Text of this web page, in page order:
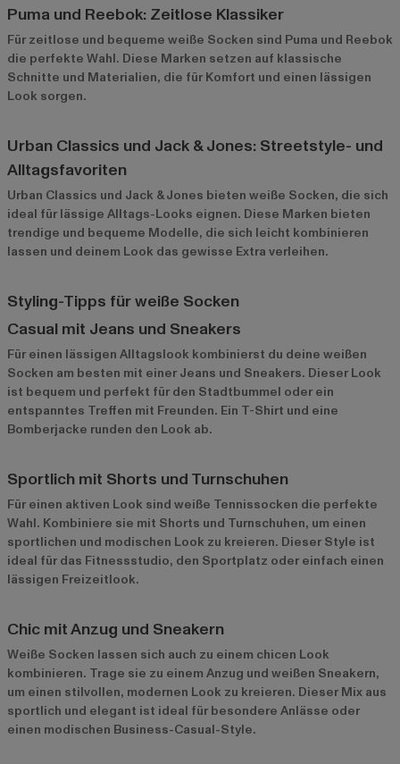
Puma und Reebok: Zeitlose Klassiker
Für zeitlose und bequeme weiße Socken sind Puma und Reebok
die perfekte Wahl. Diese Marken setzen auf klassische
Schnitte und Materialien, die für Komfort und einen lässigen
Look sorgen.
Urban Classics und Jack & Jones: Streetstyle- und
Alltagsfavoriten
Urban Classics und Jack & Jones bieten weiße Socken, die sich
ideal für lässige Alltags-Looks eignen. Diese Marken bieten
trendige und bequeme Modelle, die sich leicht kombinieren
lassen und deinem Look das gewisse Extra verleihen.
Styling-Tipps für weiße Socken
Casual mit Jeans und Sneakers
Für einen lässigen Alltagslook kombinierst du deine weißen
Socken am besten mit einer Jeans und Sneakers. Dieser Look
ist bequem und perfekt für den Stadtbummel oder ein
entspanntes Treffen mit Freunden. Ein T-Shirt und eine
Bomberjacke runden den Look ab.
Sportlich mit Shorts und Turnschuhen
Für einen aktiven Look sind weiße Tennissocken die perfekte
Wahl. Kombiniere sie mit Shorts und Turnschuhen, um einen
sportlichen und modischen Look zu kreieren. Dieser Style ist
ideal für das Fitnessstudio, den Sportplatz oder einfach einen
lässigen Freizeitlook.
Chic mit Anzug und Sneakern
Weiße Socken lassen sich auch zu einem chicen Look
kombinieren. Trage sie zu einem Anzug und weißen Sneakern,
um einen stilvollen, modernen Look zu kreieren. Dieser Mix aus
sportlich und elegant ist ideal für besondere Anlässe oder
einen modischen Business-Casual-Style.